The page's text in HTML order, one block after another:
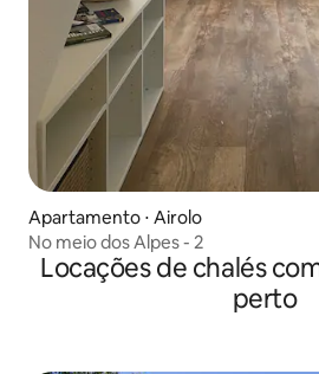
Apartamento ⋅ Airolo
No meio dos Alpes - 2
Locações de chalés
perto